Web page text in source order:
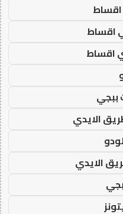
اقساط
اقساط
الايدي
الايدي